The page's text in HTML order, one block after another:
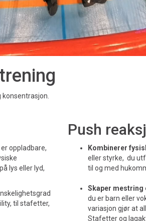
oppladbare,
lys eller lyd,
til stafetter,
Push
Kombinerer
eller styrke, du
til og med
Skaper mestring
du er barn eller
variasjon gjør at
Stafetter og